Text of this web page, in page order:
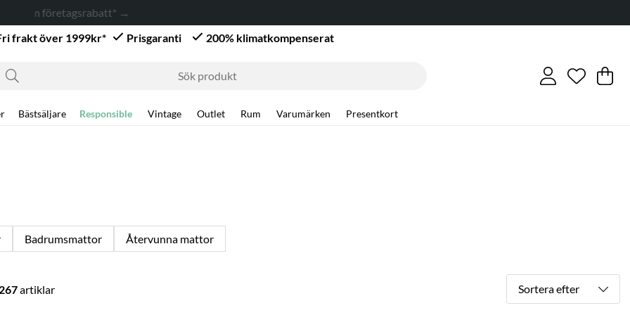
SUMMER SALE! Upp till 50% rabatt på möbler & inredning. →
frakt över 1999kr*
Prisgaranti 200% klimatkompenserat
Antal i
. .
Bästsäljare Responsible Vintage Outlet Rum Varumärken
Presentkort
Badrumsmattor Återvunna mattor
267artiklar Sortera efter